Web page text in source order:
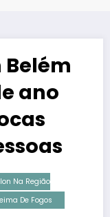
Belém
ano
Na Região
De Fogos